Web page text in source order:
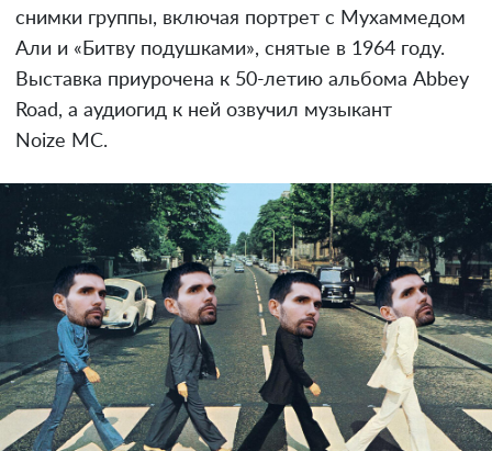
снимки группы, включая портрет с Мухаммедом
Али и «Битву подушками», снятые в 1964 году.
Выставка приурочена к 50-летию альбома Abbey
Road, а аудиогид к ней озвучил музыкант
Noize MC.